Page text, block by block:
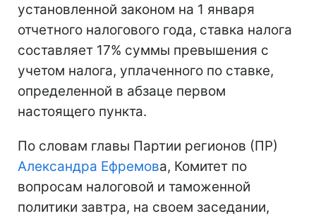
установленной законом на 1 января
отчетного налогового года, ставка налога
составляет 17% суммы превышения с
учетом налога, уплаченного по ставке,
определенной в абзаце первом
настоящего пункта.
По словам главы Партии регионов (ПР)
Александра Ефремова, Комитет по
вопросам налоговой и таможенной
политики завтра, на своем заседании,